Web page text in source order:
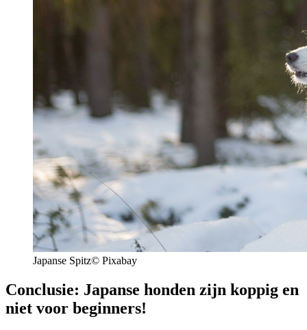
Japanse Spitz© Pixabay
Conclusie: Japanse honden zijn koppig en
niet voor beginners!